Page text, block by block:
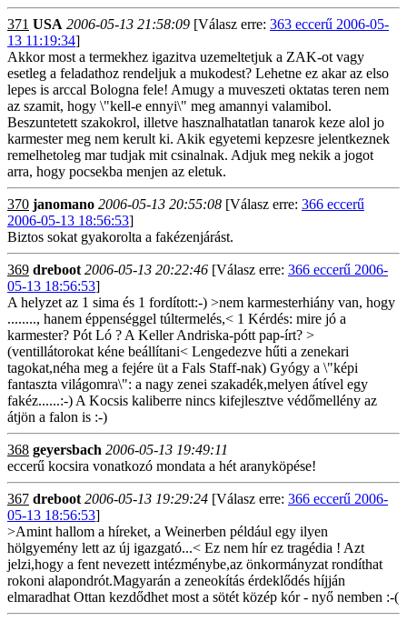
371 USA 2006-05-13 21:58:09 [Válasz erre: 363 eccerű 2006-05-
13 11:19:34]
Akkor most a termekhez igazitva uzemeltetjuk a ZAK-ot vagy
esetleg a feladathoz rendeljuk a mukodest? Lehetne ez akar az elso
lepes is arccal Bologna fele! Amugy a muveszeti oktatas teren nem
az szamit, hogy \"kell-e ennyi\" meg amannyi valamibol.
Beszuntetett szakokrol, illetve hasznalhatatlan tanarok keze alol jo
karmester meg nem kerult ki. Akik egyetemi kepzesre jelentkeznek
remelhetoleg mar tudjak mit csinalnak. Adjuk meg nekik a jogot
arra, hogy pocsekba menjen az eletuk.
370 janomano 2006-05-13 20:55:08 [Válasz erre: 366 eccerű
2006-05-13 18:56:53]
Biztos sokat gyakorolta a fakézenjárást.
369 dreboot 2006-05-13 20:22:46 [Válasz erre: 366 eccerű 2006-
05-13 18:56:53]
A helyzet az 1 sima és 1 fordított:-) >nem karmesterhiány van, hogy
........, hanem éppenséggel túltermelés,< 1 Kérdés: mire jó a
karmester? Pót Ló ? A Keller Andriska-pótt pap-írt? >
(ventillátorokat kéne beállítani< Lengedezve hűti a zenekari
tagokat,néha meg a fejére üt a Fals Staff-nak) Gyógy a \"képi
fantaszta világomra\": a nagy zenei szakadék,melyen átível egy
fakéz......:-) A Kocsis kaliberre nincs kifejlesztve védőmellény az
átjön a falon is :-)
368 geyersbach 2006-05-13 19:49:11
eccerű kocsira vonatkozó mondata a hét aranyköpése!
367 dreboot 2006-05-13 19:29:24 [Válasz erre: 366 eccerű 2006-
05-13 18:56:53]
>Amint hallom a híreket, a Weinerben például egy ilyen
hölgyemény lett az új igazgató...< Ez nem hír ez tragédia ! Azt
jelzi,hogy a fent nevezett intézménybe,az önkormányzat rondíthat
rokoni alapondrót.Magyarán a zeneokítás érdeklődés híjján
elmaradhat Ottan kezdődhet most a sötét közép kór - nyő nemben :-(